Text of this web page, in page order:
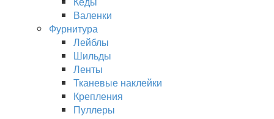
Валенки
Фурнитура
Лейблы
Шильды
Ленты
Тканевые наклейки
Крепления
Пуллеры